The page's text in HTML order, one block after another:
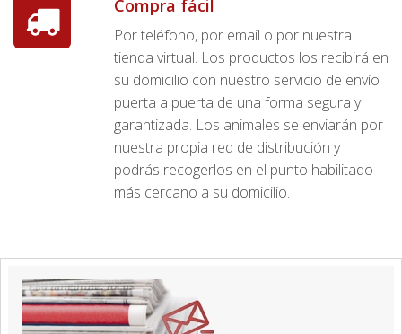
Compra fácil
Por teléfono, por email o por nuestra
tienda virtual. Los productos los recibirá en
su domicilio con nuestro servicio de envío
puerta a puerta de una forma segura y
garantizada. Los animales se enviarán por
nuestra propia red de distribución y
podrás recogerlos en el punto habilitado
más cercano a su domicilio.